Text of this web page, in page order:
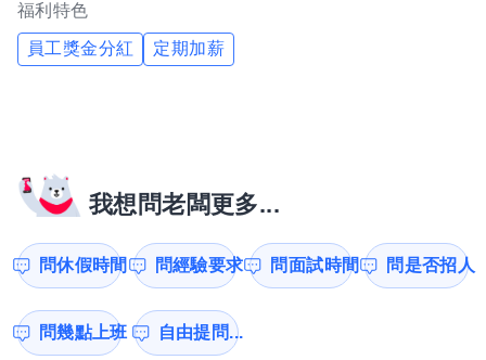
福利特色
員工獎金分紅 定期加薪
我想問老闆更多...
問休假時間 問經驗要求 問面試時間 問是否招人
問幾點上班 自由提問...